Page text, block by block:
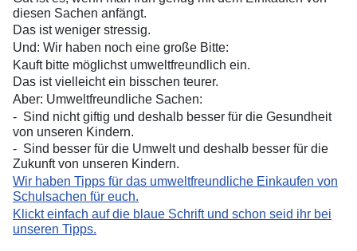
diesen Sachen anfängt.
Das ist weniger stressig.
Und: Wir haben noch eine große Bitte:
Kauft bitte möglichst umweltfreundlich ein.
Das ist vielleicht ein bisschen teurer.
Aber: Umweltfreundliche Sachen:
- Sind nicht giftig und deshalb besser für die Gesundheit
von unseren Kindern.
- Sind besser für die Umwelt und deshalb besser für die
Zukunft von unseren Kindern.
Wir haben Tipps für das umweltfreundliche Einkaufen von
Schulsachen für euch.
Klickt einfach auf die blaue Schrift und schon seid ihr bei
unseren Tipps.